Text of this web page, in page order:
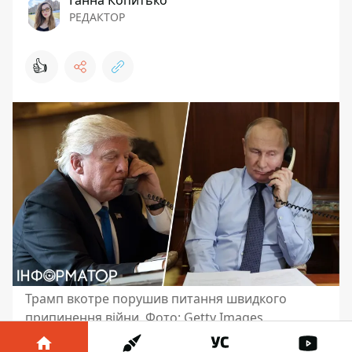
РЕДАКТОР
👍
Трамп вкотре порушив питання швидкого
припинення війни. Фото: Getty Images